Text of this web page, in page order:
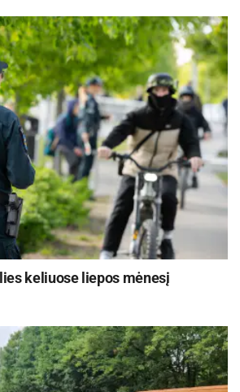
pristatyti savo organizaciją!
jaunimo reikalų
Balčiūnaitei el.paštu
, tel. pasiteirauti
savivaldybės inf.
keliuose liepos mėnesį